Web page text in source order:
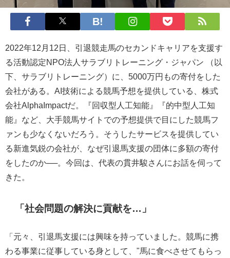
2022年12月12日、引退競走馬のセカンドキャリアを支援す
る活動認定NPO法人サラブリトレーニング・ジャパン （以
下、サラブリトレーニング）に、5000万円もの寄付をした
会社がある。AI技術による競馬予想を提供している、株式
会社AlphaImpactだ。『回収型人工知能』『的中型人工知
能』など、大手競馬サイトでの予想提供で目にした競馬フ
ァンも少なくないだろう。そうしたサービスを提供してい
る新進気鋭の会社が、なぜ引退馬支援の団体に多額の寄付
をしたのか──。今回は、代表の貫井駿さんにお話を伺って
きた。
「社会問題の解決に貢献を…」
「元々、引退馬支援には興味を持っていました。競馬に携
わる事業に従事している身として、"馬に食べさせてもらっ